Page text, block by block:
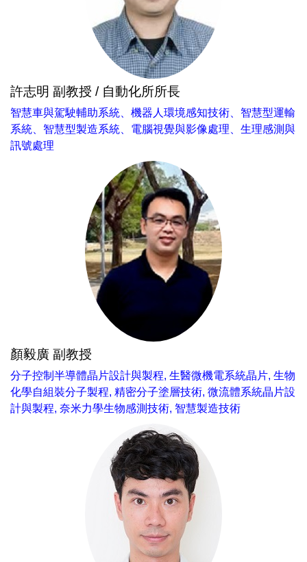
許志明 副教授 / 自動化所所長
智慧車與駕駛輔助系統、機器人環境感知技術、智慧型運輸
系統、智慧型製造系統、電腦視覺與影像處理、生理感測與
訊號處理
顏毅廣 副教授
分子控制半導體晶片設計與製程, 生醫微機電系統晶片, 生物
化學自組裝分子製程, 精密分子塗層技術, 微流體系統晶片設
計與製程, 奈米力學生物感測技術, 智慧製造技術